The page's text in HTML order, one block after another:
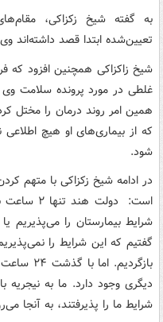
به گفته شیخ زکزاکی،
تعیین‌شده ابتدا قصد داشته‌اند
شیخ زاکزاکی همچنین افزود که
غلطی در مورد پرونده سلامت وی
همین امر روند درمان را مختل
که از بیماری‌های او هیچ اطلاعی
شود.
در ادامه شیخ زکزاکی با متهم
است:
شرایط بیمارستان را می‌پذیریم
گفتیم که این شرایط را
دیگری وجود دارد. ما به
شرایط ما را پذیرفتند، به آنجا